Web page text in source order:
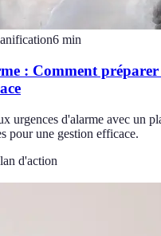
6 min
: Comment
urgences d'alarme avec un
pour une gestion efficace.
d'action